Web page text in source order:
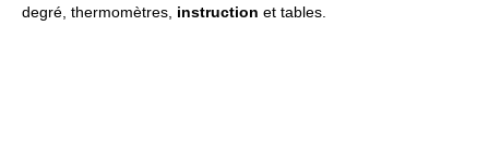
degré, thermomètres, instruction et tables.